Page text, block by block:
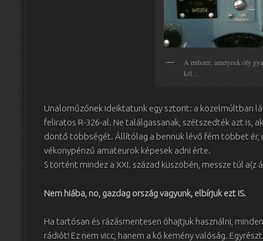
A műszer, amelynek oly
kél…
Unaloműzőnek ideiktatunk egy sztorit: a közelmúltban
feliratos R-326-al. Ne találgassanak, szétszedték azt is,
döntő többségét. Állítólag a bennük lévő fém többet ér,
vékonypénzű amateurok képesek adni érte.
S történt mindez a XXI. század küszöbén, messze túl
Nem hiába, no, gazdag ország vagyunk, elbírjuk ezt IS.
Ha tartósan és rázásmentesen óhajtjuk használni,
rádiót! Ez nem vicc, hanem a kő kemény valóság.